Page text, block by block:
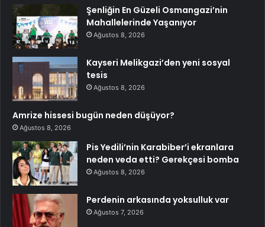
Şenliğin En Güzeli Osmangazi’nin
Mahallelerinde Yaşanıyor
Ağustos 8, 2026
Kayseri Melikgazi’den yeni sosyal
tesis
Ağustos 8, 2026
Amrize hissesi bugün neden düşüyor?
Ağustos 8, 2026
Pis Yedili’nin Karabiber’i ekranlara
neden veda etti? Gerekçesi bomba
Ağustos 8, 2026
Perdenin arkasında yoksulluk var
Ağustos 7, 2026